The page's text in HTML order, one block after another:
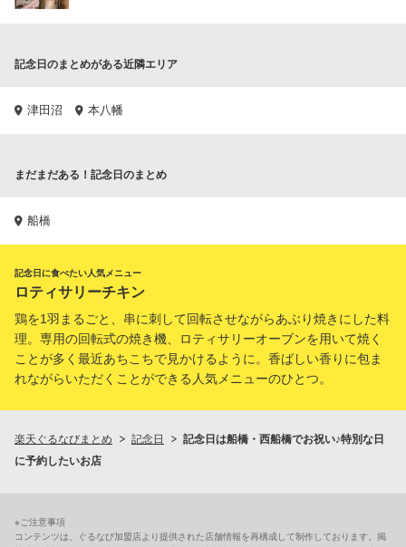
記念日のまとめがある近隣エリア
津田沼 本八幡
まだまだある！記念日のまとめ
船橋
記念日に食べたい人気メニュー
ロティサリーチキン
鶏を1羽まるごと、串に刺して回転させながらあぶり焼きにした料
理。専用の回転式の焼き機、ロティサリーオーブンを用いて焼く
ことが多く最近あちこちで見かけるように。香ばしい香りに包ま
れながらいただくことができる人気メニューのひとつ。
楽天ぐるなびまとめ 記念日
記念日は船橋・西船橋でお祝い♪特別な日
に予約したいお店
※ご注意事項
コンテンツは、ぐるなび加盟店より提供された店舗情報を再構成して制作しております。掲